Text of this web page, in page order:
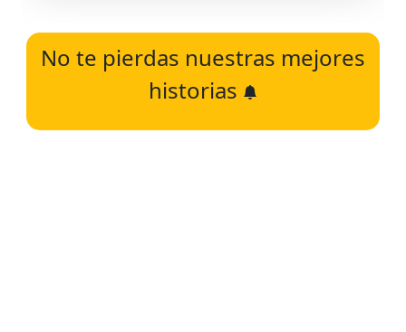
No te pierdas nuestras mejores
historias